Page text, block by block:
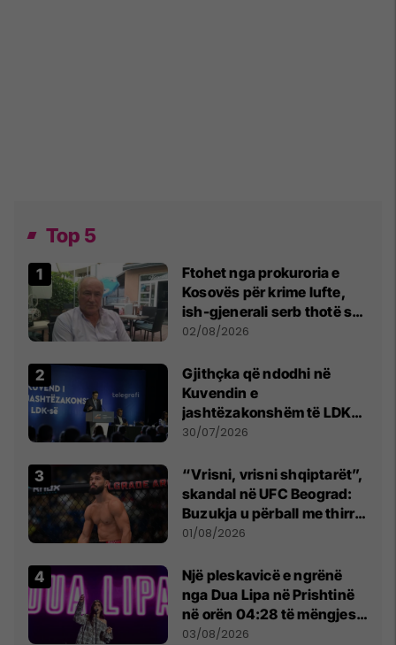
Top 5
Ftohet nga prokuroria e
Kosovës për krime lufte,
ish-gjenerali serb thotë se
dikush e tradhtoi në
02/08/2026
Gjithçka që ndodhi në
Kuvendin e
jashtëzakonshëm të LDK-
së
30/07/2026
“Vrisni, vrisni shqiptarët”,
skandal në UFC Beograd:
Buzukja u përball me thirrje
anti-shqiptare nga
01/08/2026
Një pleskavicë e ngrënë
nga Dua Lipa në Prishtinë
në orën 04:28 të mëngjesit
- dhe bota digjitale serbe
03/08/2026